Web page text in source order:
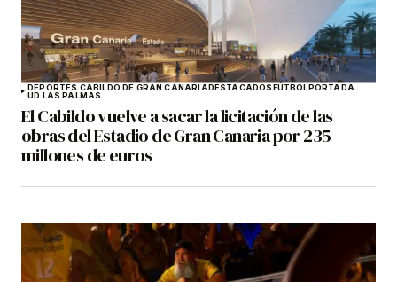
DEPORTES CABILDO DE GRAN CANARIADESTACADOSFÚTBOLPORTADA
UD LAS PALMAS
El Cabildo vuelve a sacar la licitación de las
obras del Estadio de Gran Canaria por 235
millones de euros